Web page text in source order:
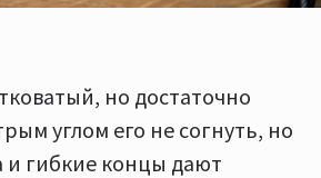
но достаточно
углом его не согнуть, но
и гибкие концы дают